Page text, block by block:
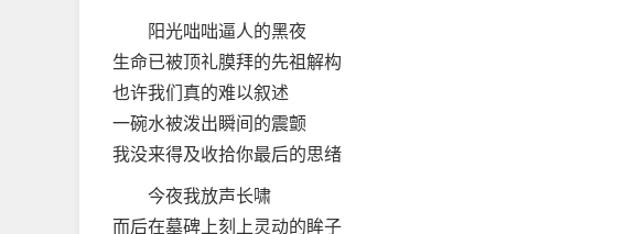
阳光咄咄逼人的黑夜
生命已被顶礼膜拜的先祖解构
也许我们真的难以叙述
一碗水被泼出瞬间的震颤
我没来得及收拾你最后的思绪
今夜我放声长啸
而后在墓碑上刻上灵动的眸子